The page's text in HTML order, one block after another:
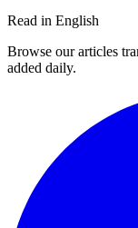
Read in English
Browse our articles
added daily.